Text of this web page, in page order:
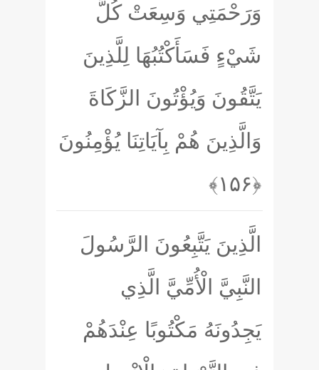
وَرَحْمَتِي وَسِعَتْ كُلَّ
شَيْءٍ فَسَأَكْتُبُهَا لِلَّذِينَ
يَتَّقُونَ وَيُؤْتُونَ الزَّكَاةَ
وَالَّذِينَ هُمْ بِآيَاتِنَا يُؤْمِنُونَ
﴿۱۵۶﴾
الَّذِينَ يَتَّبِعُونَ الرَّسُولَ
النَّبِيَّ الْأُمِّيَّ الَّذِي
يَجِدُونَهُ مَكْتُوبًا عِنْدَهُمْ